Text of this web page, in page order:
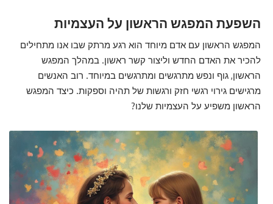
השפעת המפגש הראשון על העצמיות
המפגש הראשון עם אדם מיוחד הוא רגע מרתק שבו אנו מתחילים
להכיר את האדם החדש וליצור קשר ראשון. במהלך המפגש
הראשון, גוף ונפש מתרגשים ומתרגשים במיוחד. רוב האנשים
מרגישים גירוי רגשי חזק ורגשות של תהיה וספקות. כיצד המפגש
הראשון משפיע על העצמיות שלנו?